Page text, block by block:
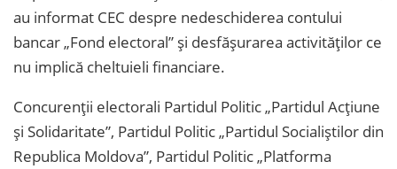
au informat CEC despre nedeschiderea contului
bancar „Fond electoral” și desfășurarea activităților ce
nu implică cheltuieli financiare.
Concurenții electorali Partidul Politic „Partidul Acțiune
și Solidaritate”, Partidul Politic „Partidul Socialiștilor din
Republica Moldova”, Partidul Politic „Platforma